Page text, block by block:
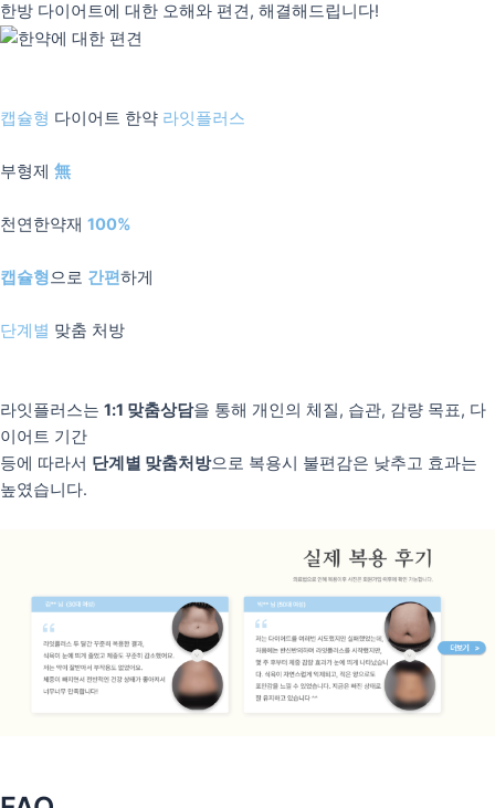
한방 다이어트에 대한 오해와 편견, 해결해드립니다!
캡슐형 다이어트 한약 라잇플러스
부형제 無
천연한약재 100%
캡슐형으로 간편하게
단계별 맞춤 처방
라잇플러스는 1:1 맞춤상담을 통해 개인의 체질, 습관, 감량 목표, 다
이어트 기간
등에 따라서 단계별 맞춤처방으로 복용시 불편감은 낮추고 효과는
높였습니다.